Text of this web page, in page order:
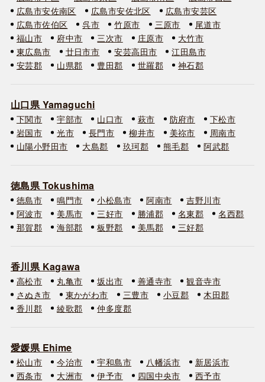
広島市安佐南区
広島市安佐北区
広島市安芸区
広島市佐伯区
呉市 竹原市 三原市
尾道市
福山市
府中市 三次市 庄原市
大竹市
東広島市
廿日市市 安芸高田市
江田島市
安芸郡
山県郡 豊田郡 世羅郡 神石郡
山口県 Yamaguchi
下関市 宇部市 山口市 萩市 防府市
下松市
岩国市
光市 長門市 柳井市 美祢市
周南市
山陽小野田市
大島郡 玖珂郡 熊毛郡 阿武郡
徳島県 Tokushima
徳島市 鳴門市 小松島市 阿南市
吉野川市
阿波市
美馬市 三好市 勝浦郡 名東郡
名西郡
那賀郡
海部郡 板野郡 美馬郡 三好郡
香川県 Kagawa
高松市 丸亀市 坂出市 善通寺市
観音寺市
さぬき市
東かがわ市 三豊市 小豆郡
木田郡
香川郡
綾歌郡 仲多度郡
愛媛県 Ehime
松山市 今治市 宇和島市 八幡浜市
新居浜市
西条市
大洲市 伊予市 四国中央市
西予市